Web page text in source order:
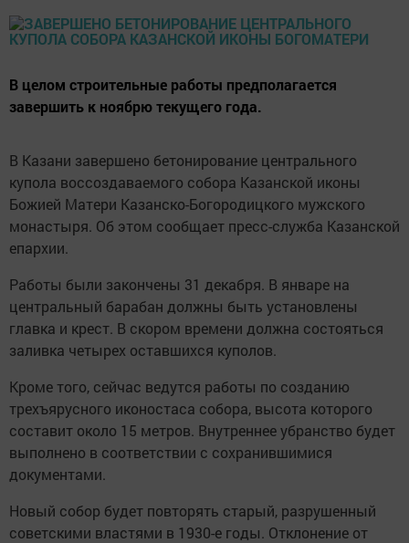
В целом строительные работы предполагается
завершить к ноябрю текущего года.
В Казани завершено бетонирование центрального
купола воссоздаваемого собора Казанской иконы
Божией Матери Казанско-Богородицкого мужского
монастыря. Об этом сообщает пресс-служба Казанской
епархии.
Работы были закончены 31 декабря. В январе на
центральный барабан должны быть установлены
главка и крест. В скором времени должна состояться
заливка четырех оставшихся куполов.
Кроме того, сейчас ведутся работы по созданию
трехъярусного иконостаса собора, высота которого
составит около 15 метров. Внутреннее убранство будет
выполнено в соответствии с сохранившимися
документами.
Новый собор будет повторять старый, разрушенный
советскими властями в 1930-е годы. Отклонение от